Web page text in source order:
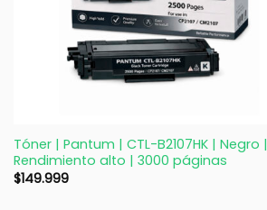
Tóner | Pantum | CTL-B2107HK | Negro |
Rendimiento alto | 3000 páginas
$149.999